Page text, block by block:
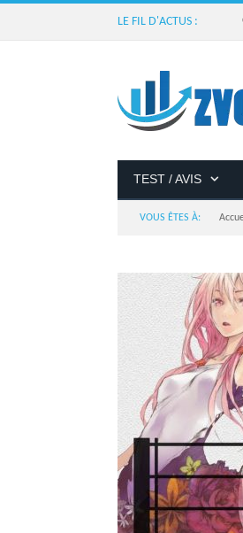
LE FIL D'ACTUS :
TEST / AVIS
VOUS ÊTES À: